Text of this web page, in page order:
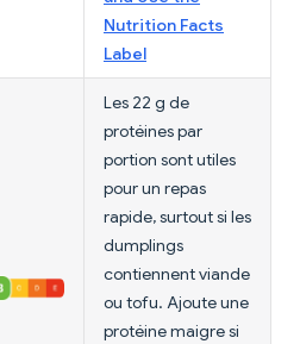
Nutrition Facts
Label
Les 22 g de
protéines par
portion sont utiles
pour un repas
rapide, surtout si les
dumplings
contiennent viande
ou tofu. Ajoute une
protéine maigre si